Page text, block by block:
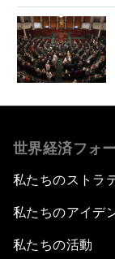
世界経済フォ
私たちのストラ
私たちのアイデ
私たちの活動